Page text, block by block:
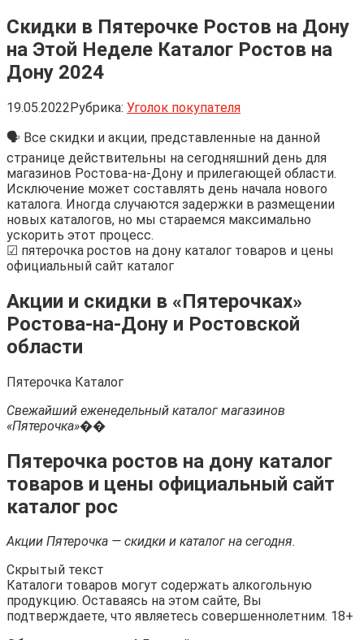
Скидки в Пятерочке Ростов на Дону
на Этой Неделе Каталог Ростов на
Дону 2024
19.05.2022Рубрика: Уголок покупателя
🗣 Все скидки и акции, представленные на данной
странице действительны на сегодняшний день для
магазинов Ростова-на-Дону и прилегающей области.
Исключение может составлять день начала нового
каталога. Иногда случаются задержки в размещении
новых каталогов, но мы стараемся максимально
ускорить этот процесс.
☑ пятерочка ростов на дону каталог товаров и цены
официальный сайт каталог
Акции и скидки в «Пятерочках»
Ростова-на-Дону и Ростовской
области
Пятерочка Каталог
Свежайший еженедельный каталог магазинов
«Пятерочка»��
Пятерочка ростов на дону каталог
товаров и цены официальный сайт
каталог рос
Акции Пятерочка — скидки и каталог на сегодня.
Скрытый текст
Каталоги товаров могут содержать алкогольную
продукцию. Оставаясь на этом сайте, Вы
подтверждаете, что являетесь совершеннолетним. 18+